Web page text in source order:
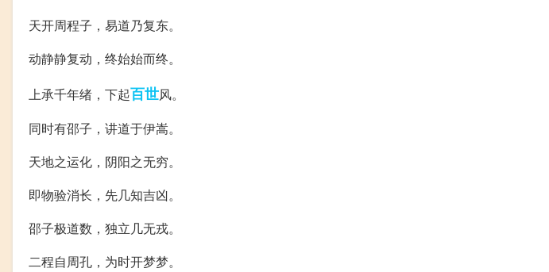
天开周程子，易道乃复东。
动静静复动，终始始而终。
上承千年绪，下起百世风。
同时有邵子，讲道于伊嵩。
天地之运化，阴阳之无穷。
即物验消长，先几知吉凶。
邵子极道数，独立几无戎。
二程自周孔，为时开梦梦。